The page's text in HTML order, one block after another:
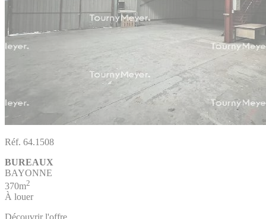
Réf. 64.1508
BUREAUX
BAYONNE
370m2
À louer
Découvrir l'offre